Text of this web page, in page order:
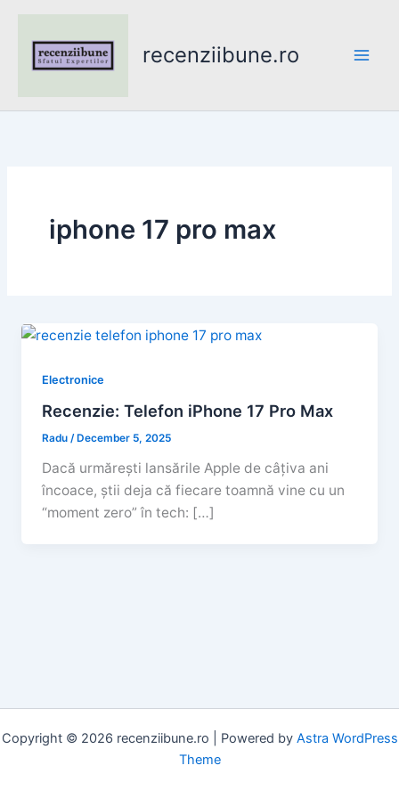
content
recenziibune.ro
iphone 17 pro max
Electronice
Recenzie: Telefon iPhone 17 Pro Max
Radu/December 5, 2025
Dacă urmărești lansările Apple de câțiva ani
încoace, știi deja că fiecare toamnă vine cu un
“moment zero” în tech: […]
Copyright © 2026 recenziibune.ro | Powered by Astra WordPress
Theme